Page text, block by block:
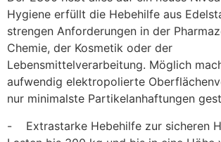
Hygiene erfüllt die Hebehilfe aus
strengen Anforderungen in der
Chemie, der Kosmetik oder der
Lebensmittelverarbeitung. Möglich
aufwendig elektropolierte
nur minimalste Partikelanhaftungen
-    Extrastarke Hebehilfe zur sicheren